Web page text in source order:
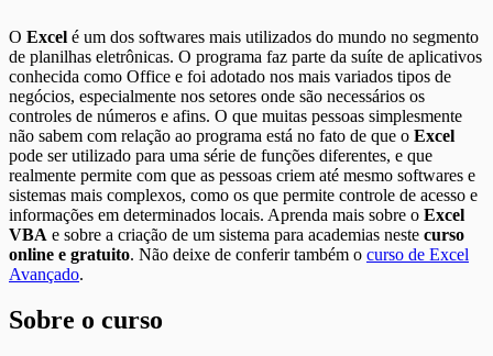
O Excel é um dos softwares mais utilizados do mundo no segmento
de planilhas eletrônicas. O programa faz parte da suíte de aplicativos
conhecida como Office e foi adotado nos mais variados tipos de
negócios, especialmente nos setores onde são necessários os
controles de números e afins. O que muitas pessoas simplesmente
não sabem com relação ao programa está no fato de que o Excel
pode ser utilizado para uma série de funções diferentes, e que
realmente permite com que as pessoas criem até mesmo softwares e
sistemas mais complexos, como os que permite controle de acesso e
informações em determinados locais. Aprenda mais sobre o Excel
VBA e sobre a criação de um sistema para academias neste curso
online e gratuito. Não deixe de conferir também o curso de Excel
Avançado.
Sobre o curso